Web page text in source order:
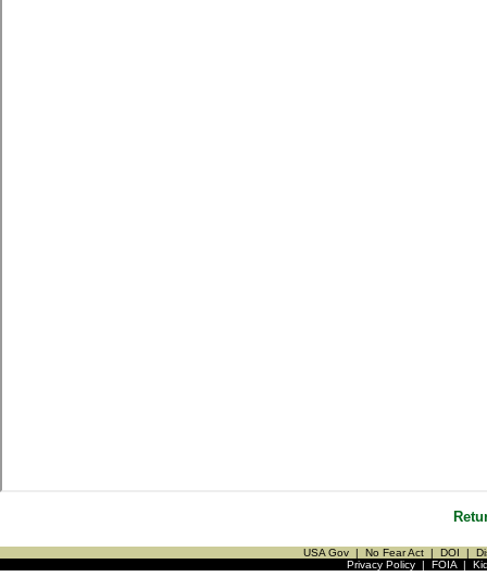
USA Gov | No Fear Act | DOI |
Privacy Policy| FOIA|